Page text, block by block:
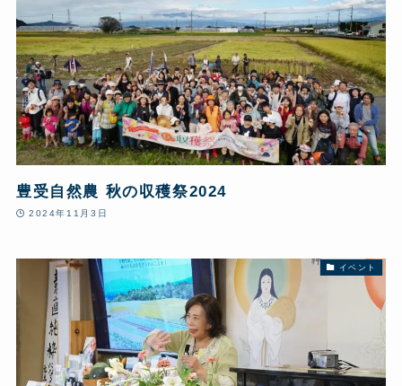
豊受自然農 秋の収穫祭2024
2024年11月3日
イベント